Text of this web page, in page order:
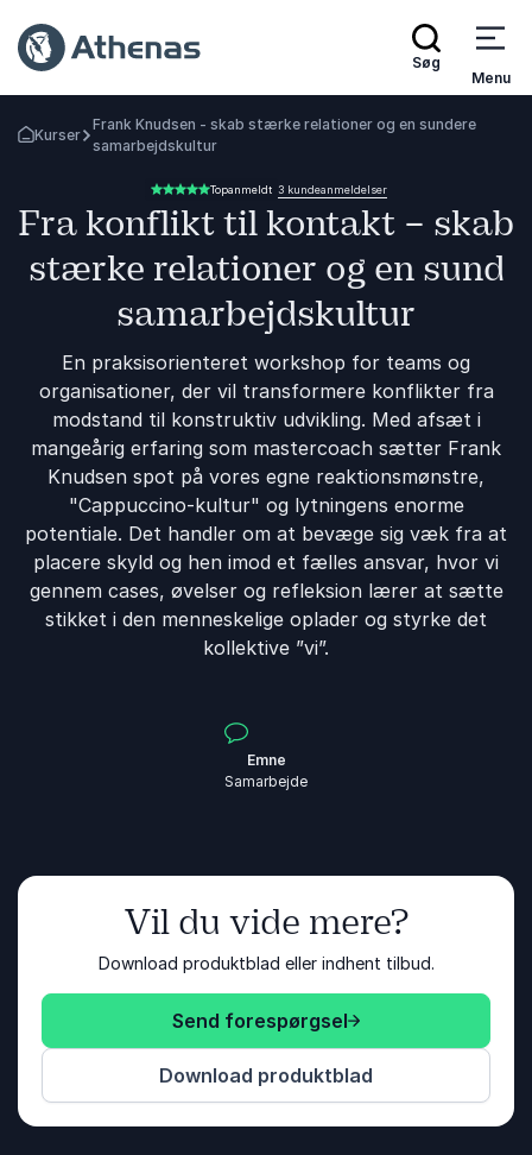
Søg
Menu
Tilbage til forsiden
Kurser
Frank Knudsen - skab stærke relationer og en sundere
samarbejdskultur
5.00 ud af 5Topanmeldt 3 kundeanmeldelser
Fra konflikt til kontakt – skab
stærke relationer og en sund
samarbejdskultur
En praksisorienteret workshop for teams og
organisationer, der vil transformere konflikter fra
modstand til konstruktiv udvikling. Med afsæt i
mangeårig erfaring som mastercoach sætter Frank
Knudsen spot på vores egne reaktionsmønstre,
"Cappuccino-kultur" og lytningens enorme
potentiale. Det handler om at bevæge sig væk fra at
placere skyld og hen imod et fælles ansvar, hvor vi
gennem cases, øvelser og refleksion lærer at sætte
stikket i den menneskelige oplader og styrke det
kollektive ”vi”.
Emne
Samarbejde
Vil du vide mere?
Download produktblad eller indhent tilbud.
Send forespørgsel
Download produktblad